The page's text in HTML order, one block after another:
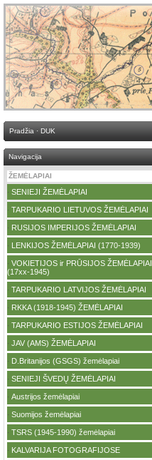
Pradžia · DUK
Navigacija
ŽEMĖLAPIAI
· SENIEJI ŽEMĖLAPIAI
· TARPUKARIO LIETUVOS ŽEMĖLAPIAI
· RUSIJOS IMPERIJOS ŽEMĖLAPIAI
· LENKIJOS ŽEMĖLAPIAI (1770-1939)
· VOKIETIJOS ir PRŪSIJOS ŽEMĖLAPIAI
(17xx-1945)
· TARPUKARIO LATVIJOS ŽEMĖLAPIAI
· RKKA (1918-1945) ŽEMĖLAPIAI
· TARPUKARIO ESTIJOS ŽEMĖLAPIAI
· JAV (AMS) ŽEMĖLAPIAI
· D.Britanijos (GSGS) žemėlapiai
· SENIEJI ŠVEDŲ ŽEMĖLAPIAI
· Austrijos žemėlapiai
· Suomijos žemėlapiai
· TSRS (1945-1990) žemėlapiai
· KALVARIJA FOTOGRAFIJOSE